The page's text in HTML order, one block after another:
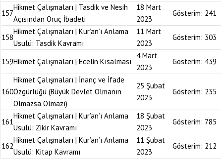
157
Hikmet Çalışmaları | Tasdik ve Nesih
Açısından Oruç İbadeti
18 Mart
2023
Gösterim: 241
158
Hikmet Çalışmaları | Kur’an’ı Anlama
Usulü: Tasdik Kavramı
11 Mart
2023
Gösterim: 303
159Hikmet Çalışmaları | Ecelin Kısalması
4 Mart
2023
Gösterim: 439
160
Hikmet Çalışmaları | İnanç ve İfade
Özgürlüğü (Büyük Devlet Olmanın
Olmazsa Olmazı)
25 Şubat
2023
Gösterim: 235
161
Hikmet Çalışmaları | Kur’an’ı Anlama
Usulü: Zikir Kavramı
18 Şubat
2023
Gösterim: 785
162
Hikmet Çalışmaları | Kur’an’ı Anlama
Usulü: Kitap Kavramı
11 Şubat
2023
Gösterim: 212